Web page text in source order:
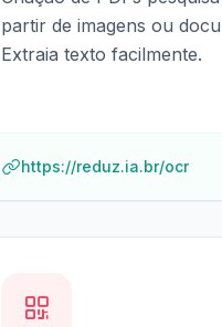
partir de imagens ou
Extraia texto facilmente.
https://reduz.ia.br/ocr